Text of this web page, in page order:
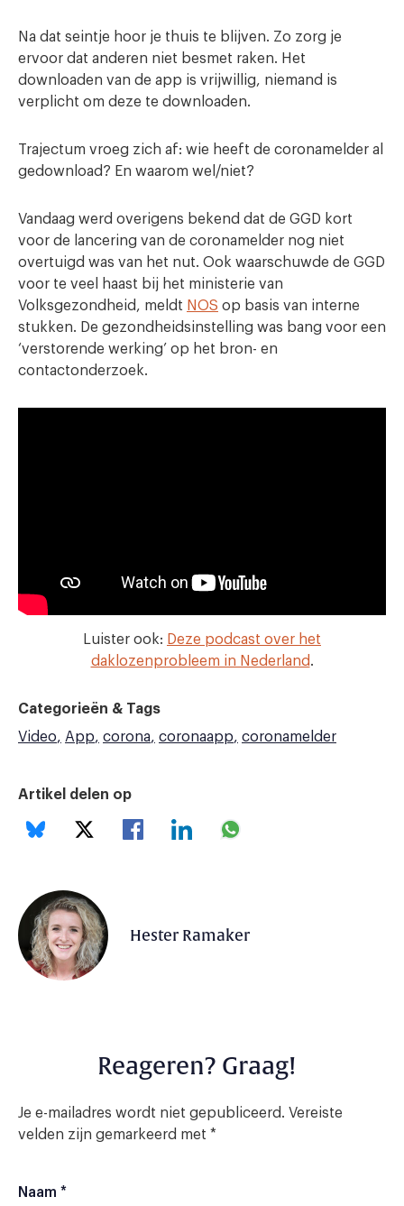
Na dat seintje hoor je thuis te blijven. Zo zorg je
ervoor dat anderen niet besmet raken. Het
downloaden van de app is vrijwillig, niemand is
verplicht om deze te downloaden.
Trajectum vroeg zich af: wie heeft de coronamelder al
gedownload? En waarom wel/niet?
Vandaag werd overigens bekend dat de GGD kort
voor de lancering van de coronamelder nog niet
overtuigd was van het nut. Ook waarschuwde de GGD
voor te veel haast bij het ministerie van
Volksgezondheid, meldt NOS op basis van interne
stukken. De gezondheidsinstelling was bang voor een
‘verstorende werking’ op het bron- en
contactonderzoek.
Luister ook: Deze podcast over het
daklozenprobleem in Nederland.
Categorieën & Tags
Video
App corona coronaapp coronamelder
Artikel delen op
Hester Ramaker
Reageren? Graag!
Je e-mailadres wordt niet gepubliceerd. Vereiste
velden zijn gemarkeerd met *
Naam *